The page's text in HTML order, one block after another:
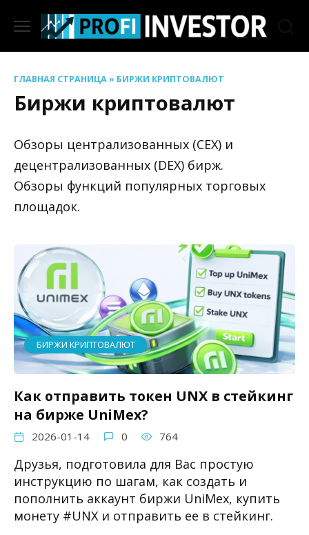
содержанию
ГЛАВНАЯ СТРАНИЦА» БИРЖИ КРИПТОВАЛЮТ
Биржи криптовалют
Обзоры централизованных (CEX) и
децентрализованных (DEX) бирж.
Обзоры функций популярных торговых
площадок.
БИРЖИ КРИПТОВАЛЮТ
Как отправить токен UNX в стейкинг
на бирже UniMex?
2026-01-14 0 764
Друзья, подготовила для Вас простую
инструкцию по шагам, как создать и
пополнить аккаунт биржи UniMex, купить
монету #UNX и отправить ее в стейкинг.